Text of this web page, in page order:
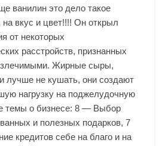
ванилин это дело такое
на вкус и цвет!!!! Он открыл
от некоторых
расстройств, признанных
Жирные сыры,
лучше не кушать, они создают
нагрузку на поджелудочную
темы о бизнесе: 8 — Выбор
и полезных подарков, 7
кредитов себе на благо и на